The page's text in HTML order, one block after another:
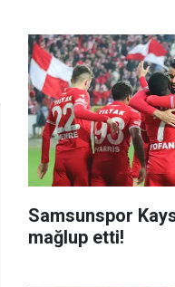
Samsunspor
mağlup etti!